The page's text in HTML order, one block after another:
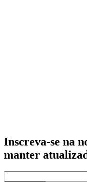
Inscreva-se na
manter